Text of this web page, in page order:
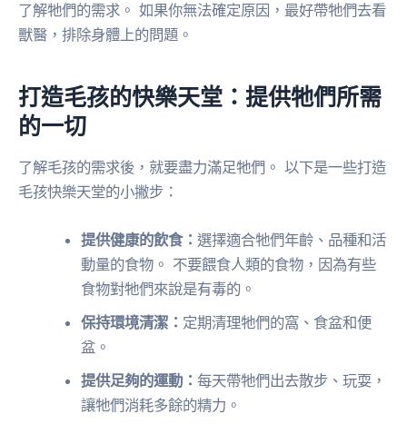
了解牠們的需求。 如果你無法確定原因，最好帶牠們去看
獸醫，排除身體上的問題。
打造毛孩的快樂天堂：提供牠們所需
的一切
了解毛孩的需求後，就要盡力滿足牠們。 以下是一些打造
毛孩快樂天堂的小撇步：
提供健康的飲食：選擇適合牠們年齡、品種和活
動量的食物。 不要餵食人類的食物，因為有些
食物對牠們來說是有毒的。
保持環境清潔： 定期清理牠們的窩、食盆和便
盆。
提供足夠的運動：每天帶牠們出去散步、玩耍，
讓牠們消耗多餘的精力。